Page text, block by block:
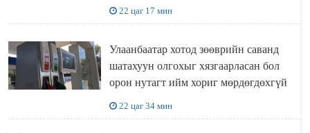
22 цаг 17 мин
Улаанбаатар хотод зөөврийн саванд
шатахуун олгохыг хязгаарласан бол
орон нутагт ийм хориг мөрдөгдөхгүй
22 цаг 34 мин